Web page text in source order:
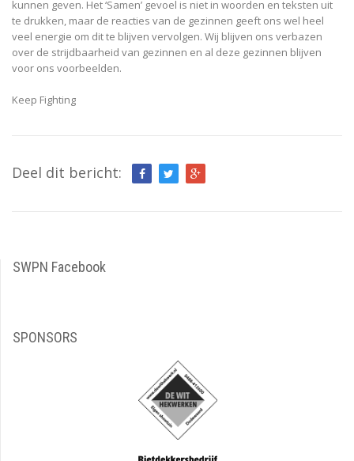
kunnen geven. Het ‘Samen’ gevoel is niet in woorden en teksten uit
te drukken, maar de reacties van de gezinnen geeft ons wel heel
veel energie om dit te blijven vervolgen. Wij blijven ons verbazen
over de strijdbaarheid van gezinnen en al deze gezinnen blijven
voor ons voorbeelden.
Keep Fighting
Deel dit bericht:
SWPN Facebook
SPONSORS